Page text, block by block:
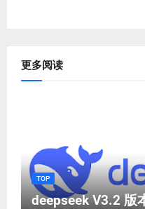
更多阅读
TOP
deepseek V3.2 版